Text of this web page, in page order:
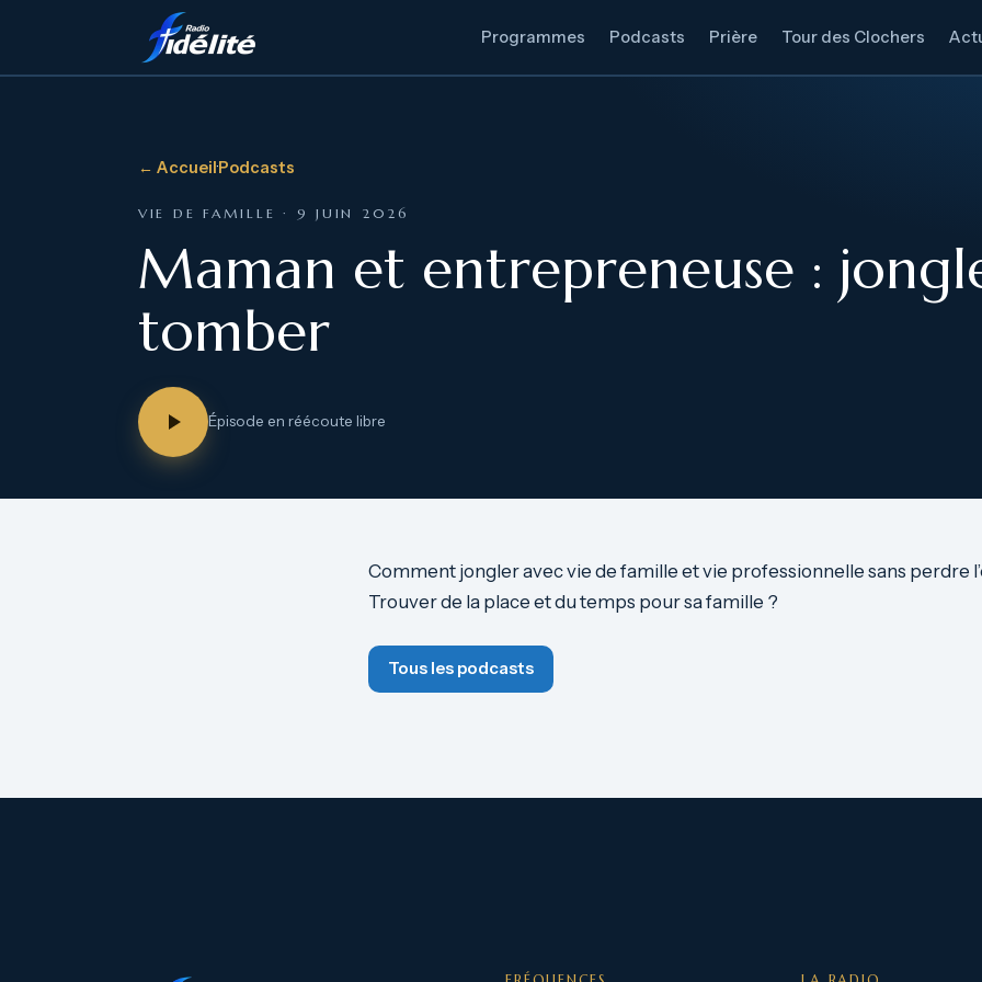
Programmes Podcasts Prière Tour des Clochers
← Accueil·Podcasts
VIE DE FAMILLE · 9 JUIN 2026
Maman et entrepreneuse :
tomber
Épisode en réécoute libre
Comment jongler avec vie de famille et vie professionnelle sans perdre
Trouver de la place et du temps pour sa famille ?
Tous les podcasts